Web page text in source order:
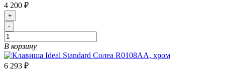
4 200 ₽
+
-
В корзину
6 293 ₽